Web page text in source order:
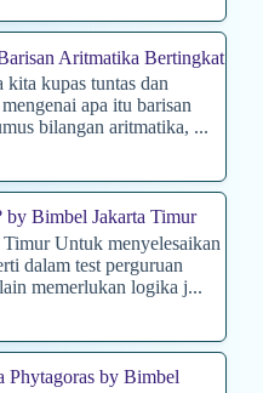
Aritmatika Bertingkat
kita kupas tuntas dan
apa itu barisan
bilangan aritmatika, ...
by Bimbel Jakarta Timur
Untuk menyelesaikan
dalam test perguruan
memerlukan logika j...
Phytagoras by Bimbel